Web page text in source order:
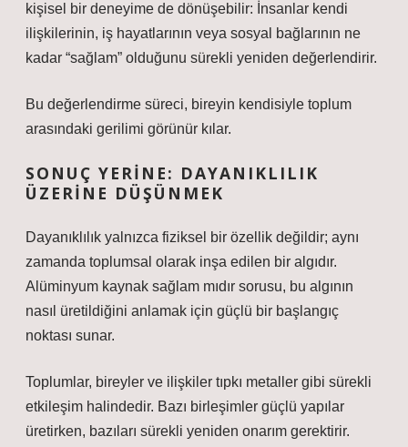
kişisel bir deneyime de dönüşebilir: İnsanlar kendi
ilişkilerinin, iş hayatlarının veya sosyal bağlarının ne
kadar “sağlam” olduğunu sürekli yeniden değerlendirir.
Bu değerlendirme süreci, bireyin kendisiyle toplum
arasındaki gerilimi görünür kılar.
SONUÇ YERINE: DAYANIKLILIK
ÜZERINE DÜŞÜNMEK
Dayanıklılık yalnızca fiziksel bir özellik değildir; aynı
zamanda toplumsal olarak inşa edilen bir algıdır.
Alüminyum kaynak sağlam mıdır sorusu, bu algının
nasıl üretildiğini anlamak için güçlü bir başlangıç
noktası sunar.
Toplumlar, bireyler ve ilişkiler tıpkı metaller gibi sürekli
etkileşim halindedir. Bazı birleşimler güçlü yapılar
üretirken, bazıları sürekli yeniden onarım gerektirir.